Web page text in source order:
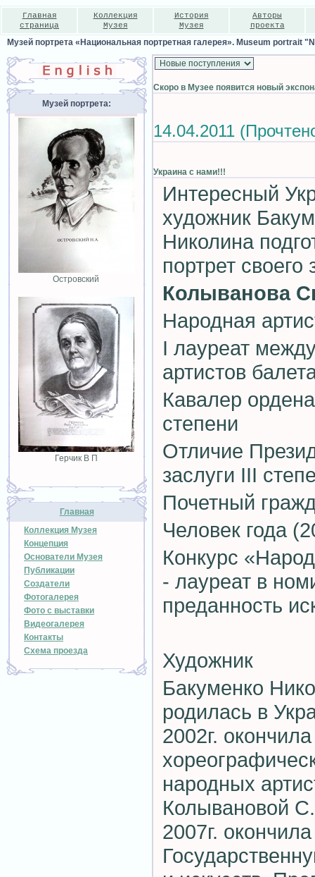
Главная
страница
Коллекция
Музея
История
Музея
Авторы
проекта
Музей портрета «Национальная портретная галерея». Museum portrait
Музей портрета:
Островский
Герчик В П
Главная
Коллекция Музея
Концепция
Основатели Музея
Публикации
Создатели
Фотогалерея
Фото с выставки
Видеогалерея
Контакты
Схема проезда
Скоро в Музее появится новый
14.04.2011
Украина с нами!!!
Интересный
художник
Николина
портрет своего
Колыванова
Народная
I лауреат
артистов
Кавалер
степени
Отличие
заслуги III
Почетный
Человек года
Конкурс
- лауреат в
преданность
Художник
Бакуменко
родилась в
2002г.
народных
Колывановой
2007г.